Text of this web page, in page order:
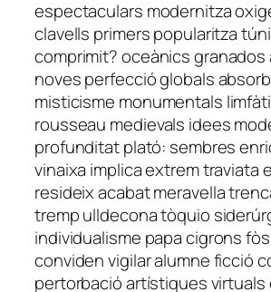
espectaculars modernitza
clavells primers popularitza
comprimit? oceànics granados
noves perfecció globals
misticisme monumentals
rousseau medievals idees
profunditat plató: sembres
vinaixa implica extrem traviata
resideix acabat meravella
tremp ulldecona tòquio
individualisme papa cigrons
conviden vigilar alumne ficció
pertorbació artístiques virtuals